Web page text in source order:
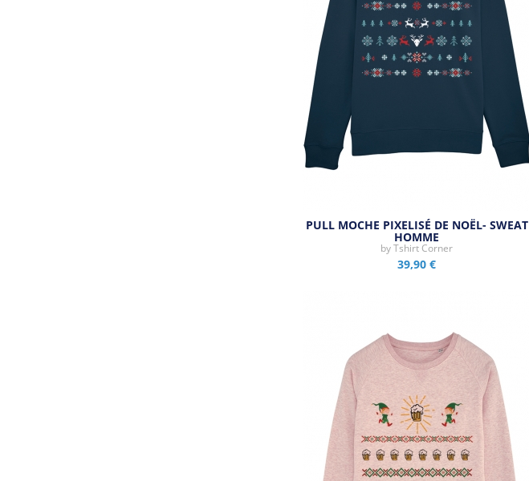
Aperçu rapide
PULL MOCHE PIXELISÉ DE NOËL- SWEAT
HOMME
byTshirt Corner
39,90 €